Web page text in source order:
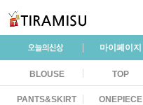
마이페이지
BLOUSE TOP
PANTS&SKIRT ONEPIECE